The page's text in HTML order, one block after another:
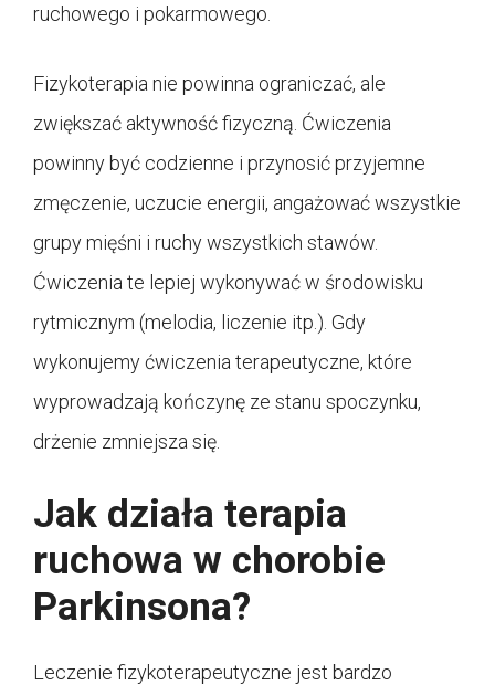
ruchowego i pokarmowego.
Fizykoterapia nie powinna ograniczać, ale
zwiększać aktywność fizyczną. Ćwiczenia
powinny być codzienne i przynosić przyjemne
zmęczenie, uczucie energii, angażować wszystkie
grupy mięśni i ruchy wszystkich stawów.
Ćwiczenia te lepiej wykonywać w środowisku
rytmicznym (melodia, liczenie itp.). Gdy
wykonujemy ćwiczenia terapeutyczne, które
wyprowadzają kończynę ze stanu spoczynku,
drżenie zmniejsza się.
Jak działa terapia
ruchowa w chorobie
Parkinsona?
Leczenie fizykoterapeutyczne jest bardzo